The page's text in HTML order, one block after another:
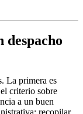
despacho
La primera es
criterio sobre
a un buen